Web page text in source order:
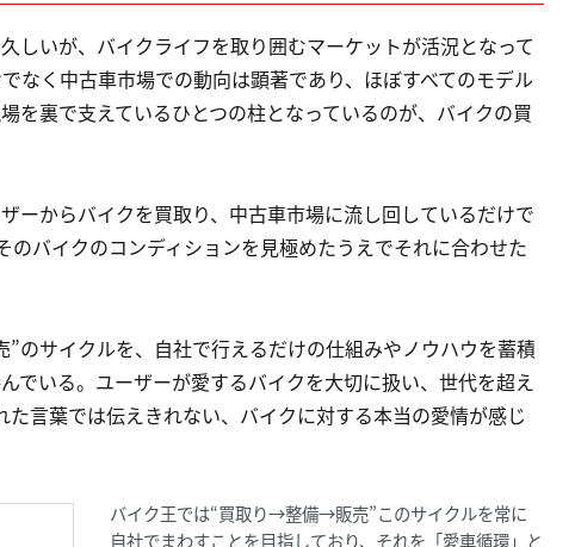
しいが、バイクライフを取り囲むマーケットが活況となって
なく中古車市場での動向は顕著であり、ほぼすべてのモデル
を裏で支えているひとつの柱となっているのが、バイクの買
ーからバイクを買取り、中古車市場に流し回しているだけで
バイクのコンディションを見極めたうえでそれに合わせた
サイクルを、自社で行えるだけの仕組みやノウハウを蓄積
でいる。ユーザーが愛するバイクを大切に扱い、世代を超え
言葉では伝えきれない、バイクに対する本当の愛情が感じ
バイク王では“買取り→整備→販売”このサイクルを常に
自社でまわすことを目指しており、それを「愛車循環」と